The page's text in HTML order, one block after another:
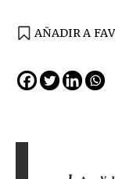
AÑADIR A